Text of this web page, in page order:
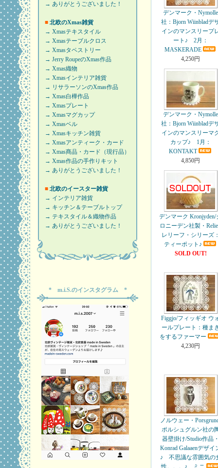
→ ありがとうございました！
■ 北欧のXmas雑貨
→ Xmasテキスタイル
→ Xmasテーブルクロス
→ Xmasタペストリー
→ Jerry RoupeのXmas作品
→ Xmas織物
→ Xmasインテリア雑貨
→ リサラーソンのXmas作品
→ Xmas白樺作品
→ Xmasプレート
→ Xmasマグカップ
→ Xmasベル
→ Xmasキッチン雑貨
→ Xmasアンティーク・カード
→ Xmas商品・カード（現行品）
→ Xmas作品の手作りキット
→ ありがとうございました！
■ 北欧のイースター雑貨
→ インテリア雑貨
→ キッチン＆テーブルトップ
→ テキスタイル＆織物作品
→ ありがとうございました！
* m.i.S.のインスタグラム *
デンマーク・Nymolle
社：Bjorn Wiinbladデ
インのマンスリープ
ート♪ 2月：
MASKERADE
4,250円
デンマーク・Nymolle
社：Bjorn Wiinbladデ
インのマンスリーマ
カップ♪ 1月：
KONTAKT
4,850円
デンマーク Kronjyden/
ロニーデン社製・
レリーフ・シリーズ
ティーポット♪
SOLD OUT!
Figgjo/フィッギオ ウ
ールプレート：種ま
をするファーマー
4,230円
ノルウェー・
ポルシュグルン社の
器壁掛け/Studio作品
Konrad Galaaenデザイ
♪ 不思議な雰囲気の
性。。。♪ ミニ